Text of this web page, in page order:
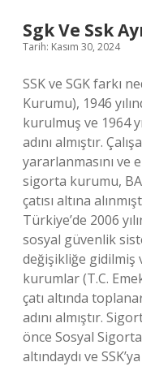
Sgk Ve Ssk
Tarih: Kasım 30, 2024
SSK ve SGK farkı
Kurumu), 1946
kurulmuş ve 1964
adını almıştır.
yararlanmasını ve
sigorta kurumu,
çatısı altına
Türkiye’de 2006
sosyal güvenlik
değişikliğe gidilmiş
kurumlar (T.C.
çatı altında
adını almıştır.
önce Sosyal
altındaydı ve